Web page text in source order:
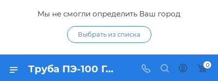
Мы не смогли определить Ваш город
Выбрать из списка
Труба ПЭ-100 ГАЗ SDR11 Ду 160х14,6 мм (Р-16) - купить по цене в интернет-магазине Гидропромтехника с доставкой в Курске 0